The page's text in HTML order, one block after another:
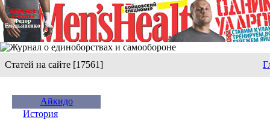
Статей на сайте [17561]
Айкидо
История